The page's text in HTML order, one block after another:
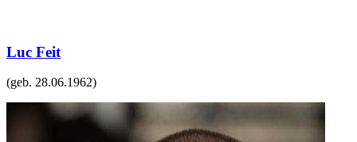
Luc Feit
(geb. 28.06.1962)